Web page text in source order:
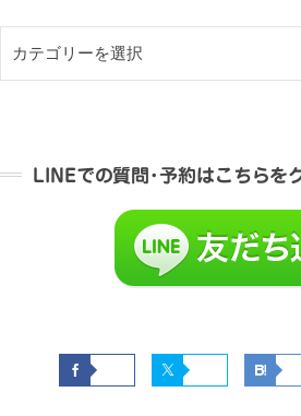
LINEでの質問･予約はこちらを